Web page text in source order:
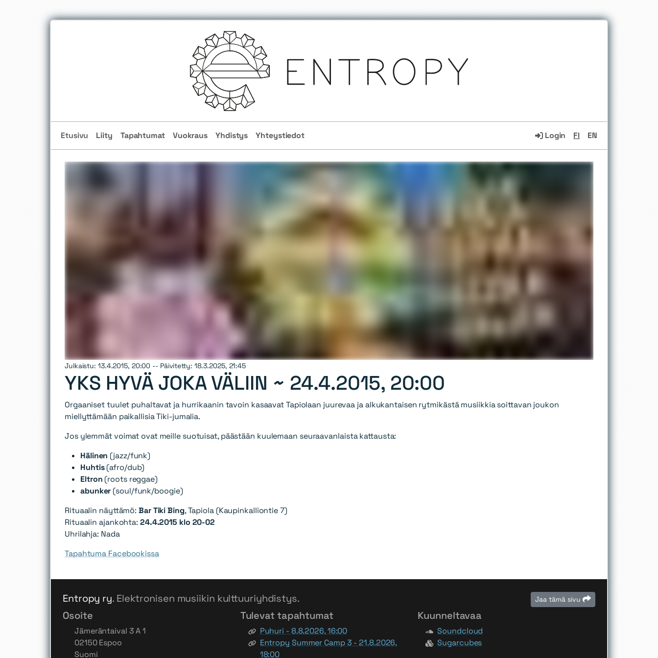
Etusivu Liity Tapahtumat Vuokraus Yhdistys Yhteystiedot Login FI EN
Julkaistu: 13.4.2015, 20:00 -- Päivitetty: 18.3.2025, 21:45
YKS HYVÄ JOKA VÄLIIN ~ 24.4.2015, 20:00
Orgaaniset tuulet puhaltavat ja hurrikaanin tavoin kasaavat Tapiolaan juurevaa ja alkukantaisen rytmikästä musiikkia soittavan joukon
miellyttämään paikallisia Tiki-jumalia.
Jos ylemmät voimat ovat meille suotuisat, päästään kuulemaan seuraavanlaista kattausta:
Hälinen (jazz/funk)
Huhtis(afro/dub)
Eltron (roots reggae)
abunker (soul/funk/boogie)
Rituaalin näyttämö: Bar Tiki Bing, Tapiola (Kaupinkalliontie 7)
Rituaalin ajankohta: 24.4.2015 klo 20-02
Uhrilahja: Nada
Tapahtuma Facebookissa
Jaa tämä sivu
Entropy ry. Elektronisen musiikin kulttuuriyhdistys.
Osoite
Jämeräntaival 3 A 1
02150 Espoo
Suomi
Tulevat tapahtumat
Puhuri - 8.8.2026, 16:00
Entropy Summer Camp 3 - 21.8.2026,
18:00
Kuunneltavaa
Soundcloud
Sugarcubes